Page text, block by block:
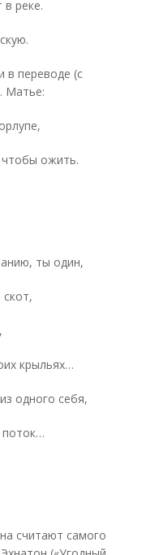
реке.
в переводе (с
Матье:
чтобы ожить.
ты один,
крыльях…
одного себя,
поток…
считают самого